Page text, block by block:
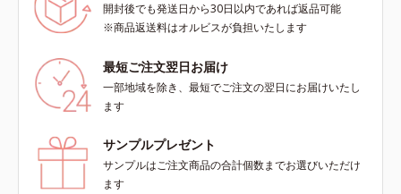
開封後でも発送日から30日以内であれば返品可能
※商品返送料はオルビスが負担いたします
最短ご注文翌日お届け
一部地域を除き、最短でご注文の翌日にお届けいたし
ます
サンプルプレゼント
サンプルはご注文商品の合計個数までお選びいただけ
ます